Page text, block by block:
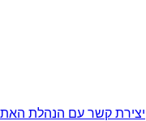
יצירת קשר עם הנהלת